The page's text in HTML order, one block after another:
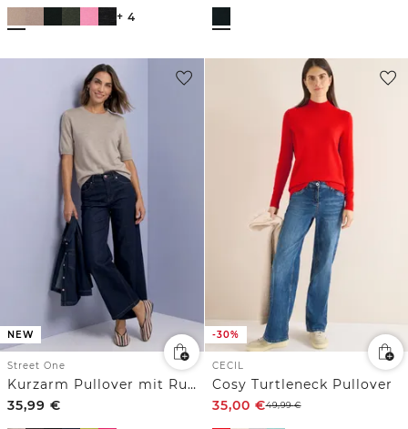
+ 4
NEW
Street One
Kurzarm Pullover mit Rundhals in Unifarbe
35,99 €
-30%
CECIL
Cosy Turtleneck Pullover
35,00 €49,99€